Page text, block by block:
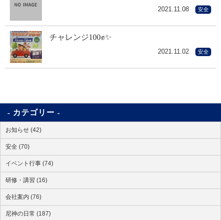
2021.11.08 安全
チャレンジ100✊✨
2021.11.02 安全
カテゴリー
お知らせ (42)
安全 (70)
イベント行事 (74)
研修・講習 (16)
会社案内 (76)
尼神の日常 (187)